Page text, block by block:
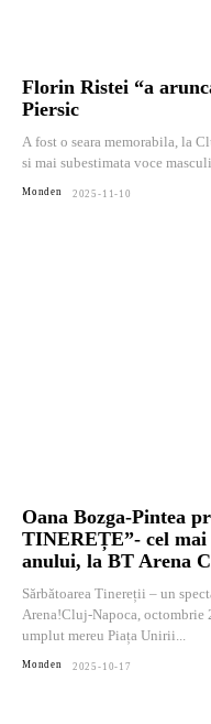
Florin Ristei “a
Piersic
A fost o seara memorabila, la
si mai subestimata voce
Monden 2025-11-10
Oana Bozga-Pintea
TINEREȚE”- cel
anului, la BT Arena
Sărbătoarea Tinereții – un
Arena!Cluj-Napoca, octombrie
umplut mereu Piața Unirii...
Monden 2025-10-17